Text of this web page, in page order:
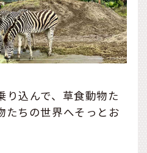
り込んで、草食動物た
たちの世界へそっとお